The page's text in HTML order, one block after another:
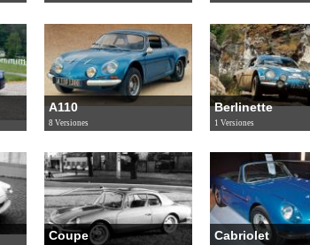
A110
8 Versiones
Berlinette
1 Versiones
Coupe Cabriolet